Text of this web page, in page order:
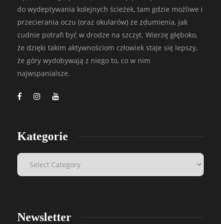
do wydeptywania kolejnych ścieżek, tam gdzie możliwe i
przecierania oczu (oraz okularów) ze zdumienia, jak
cudnie potrafi być w drodze na szczyt. Wierzę głęboko,
że dzięki takim aktywnościom człowiek staje się lepszy,
że góry wydobywają z niego to, co w nim
najwspanialsze.
Kategorie
Newsletter